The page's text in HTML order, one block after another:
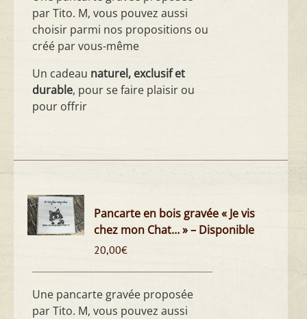
par Tito. M, vous pouvez aussi
choisir parmi nos propositions ou
créé par vous-même
Un cadeau naturel, exclusif et
durable, pour se faire plaisir ou
pour offrir
Pancarte en bois gravée « Je vis
chez mon Chat… » – Disponible
20,00€
Une pancarte gravée proposée
par Tito. M, vous pouvez aussi